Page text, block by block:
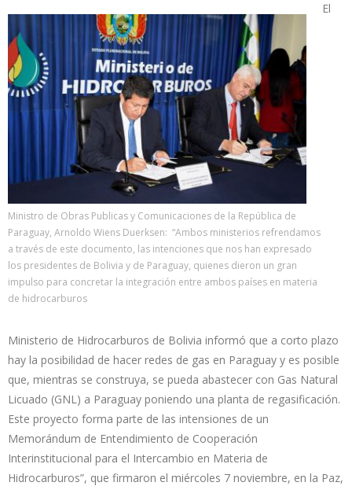
Ministro de Obras Publicas y Comunicaciones de la República de
Paraguay, Arnoldo Wiens Duerksen: “Ambos ministerios refrendamos
a través de este documento, las intenciones que nos han expresado
los presidentes de Bolivia y de Paraguay, quienes dieron un gran
impulso para concretar la integración entre ambos países en materia
de hidrocarburos
El
Ministerio de Hidrocarburos de Bolivia informó que a corto plazo
hay la posibilidad de hacer redes de gas en Paraguay y es posible
que, mientras se construya, se pueda abastecer con Gas Natural
Licuado (GNL) a Paraguay poniendo una planta de regasificación.
Este proyecto forma parte de las intensiones de un
Memorándum de Entendimiento de Cooperación
Interinstitucional para el Intercambio en Materia de
Hidrocarburos”, que firmaron el miércoles 7 noviembre, en la Paz,